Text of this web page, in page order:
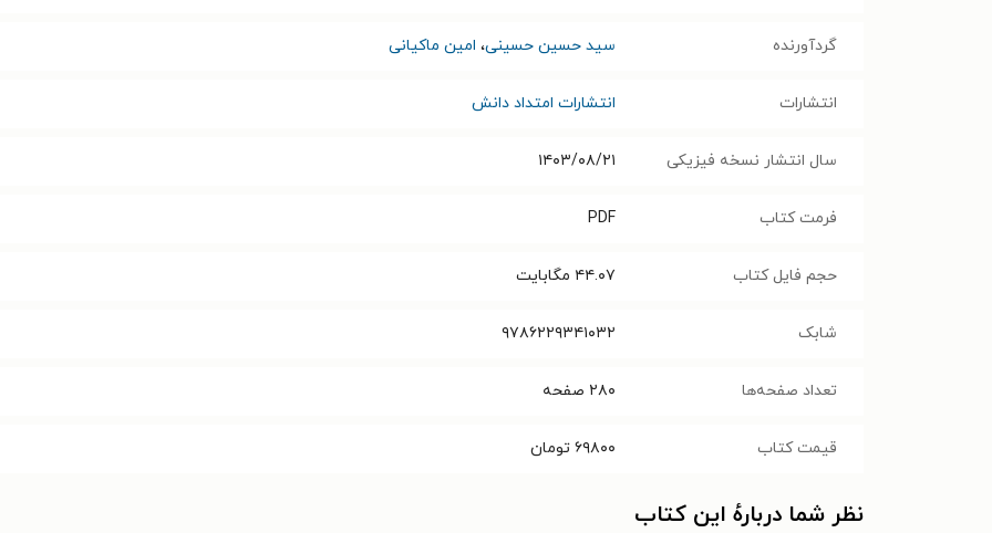
گردآورنده سید حسین حسینی، امین ماکیانی
انتشارات انتشارات امتداد دانش
سال انتشار نسخه فیزیکی ۱۴۰۳/۰۸/۲۱
فرمت کتاب PDF
حجم فایل کتاب ۴۴.۰۷ مگابایت
شابک ۹۷۸۶۲۲۹۳۴۱۰۳۲
تعداد صفحه‌ها ۲۸۰ صفحه
قیمت کتاب ۶۹۸۰۰ تومان
نظر شما دربارهٔ این کتاب